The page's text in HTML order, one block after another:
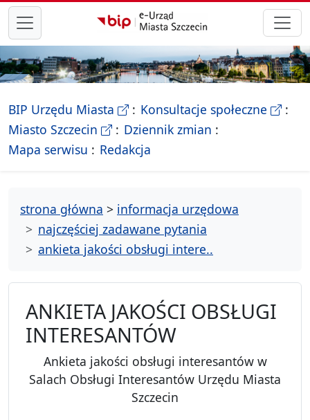
przejdź do głównego menu
BIP Urzędu Miasta - Biletyn Informacji Publicznej
Konsultacje społeczne-
Miasto Szczecin - Oficjalna strona Miasta Szczecin
Dziennik zmian
Mapa serwisu - drzewko rozdziałów
Redakcja
strona główna > informacja urzędowa
najczęściej zadawane pytania
ankieta jakości obsługi intere..
ANKIETA JAKOŚCI OBSŁUGI
INTERESANTÓW
Ankieta jakości obsługi interesantów w
Salach Obsługi Interesantów Urzędu Miasta
Szczecin